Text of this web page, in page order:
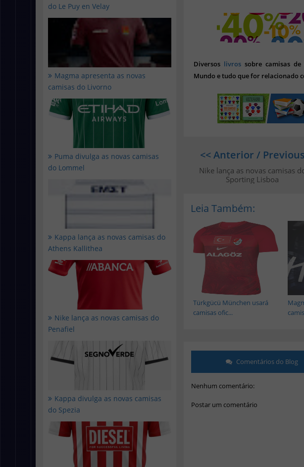
do Le Puy en Velay
Magma apresenta as novas
camisas do Livorno
Puma divulga as novas camisas
do Lommel
Kappa lança as novas camisas do
Athens Kallithea
Nike lança as novas camisas do
Penafiel
Kappa divulga as novas camisas
do Spezia
Diversos livros sobre camisas de
Mundo e tudo que for relacionado
<< Anterior / Previous
Nike lança as novas camisas
Sporting Lisboa
Leia Também:
Türkgücü München usará
camisas ofic...
Comentários do Blog
Nenhum comentário:
Postar um comentário